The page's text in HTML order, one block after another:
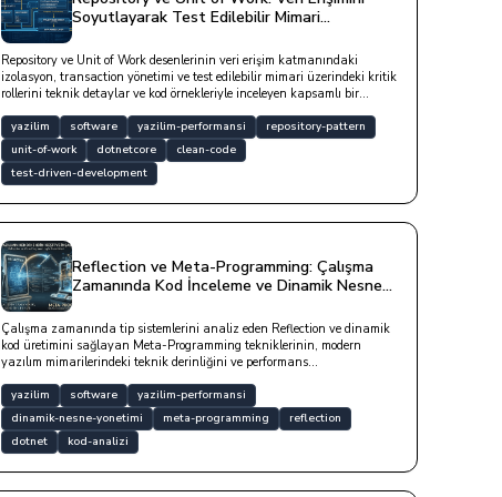
Soyutlayarak Test Edilebilir Mimari
Oluşturmak
Repository ve Unit of Work desenlerinin veri erişim katmanındaki
izolasyon, transaction yönetimi ve test edilebilir mimari üzerindeki kritik
rollerini teknik detaylar ve kod örnekleriyle inceleyen kapsamlı bir
yazilim software yazilim-performansi
repository-pattern
unit-of-work
dotnetcore
clean-code
test-driven-development
Reflection ve Meta-Programming: Çalışma
Zamanında Kod İnceleme ve Dinamik Nesne
Yönetimi
Çalışma zamanında tip sistemlerini analiz eden Reflection ve dinamik
kod üretimini sağlayan Meta-Programming tekniklerinin, modern
yazılım mimarilerindeki teknik derinliğini ve performans
yazilim software
yazilim-performansi
dinamik-nesne-yonetimi
meta-programming
reflection
dotnet
kod-analizi